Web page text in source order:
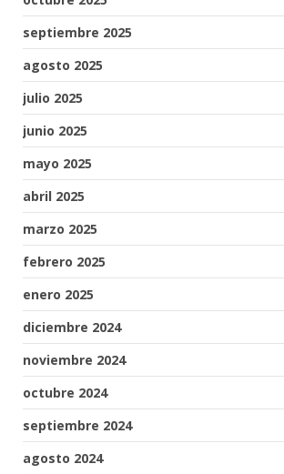
septiembre 2025
agosto 2025
julio 2025
junio 2025
mayo 2025
abril 2025
marzo 2025
febrero 2025
enero 2025
diciembre 2024
noviembre 2024
octubre 2024
septiembre 2024
agosto 2024